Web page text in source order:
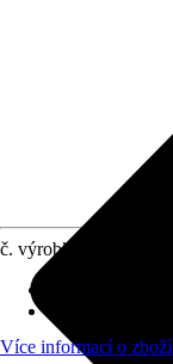
č. výrobku
Více informací o zboží